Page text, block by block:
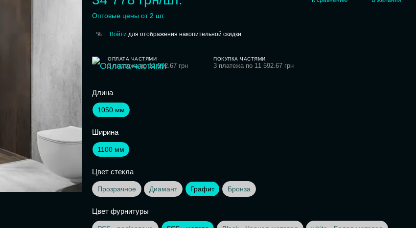
Оптовые цены от 2 шт.
% Войти для отображения накопительной скидки
ОПЛАТА ЧАСТЯМИ
3 платежа по 11 592.67 грн
ПОКУПКА ЧАСТЯМИ
3 платежа по 11 592.67 грн
Длина
1050 мм
Ширина
1100 мм
Цвет стекла
Прозрачное Диамант Графит Бронза
Цвет фурнитуры